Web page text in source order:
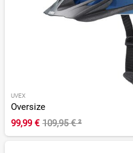
UVEX
Oversize
99,99 € 109,95 €²